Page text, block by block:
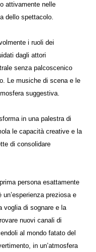
attivamente nelle
dello spettacolo.
i ruoli dei
dagli attori
senza palcoscenico
Le musiche di scena e le
suggestiva.
in una palestra di
le capacità creative e la
di consolidare
persona esattamente
preziosa e
voglia di sognare e la
nuovi canali di
al mondo fatato del
in un’atmosfera